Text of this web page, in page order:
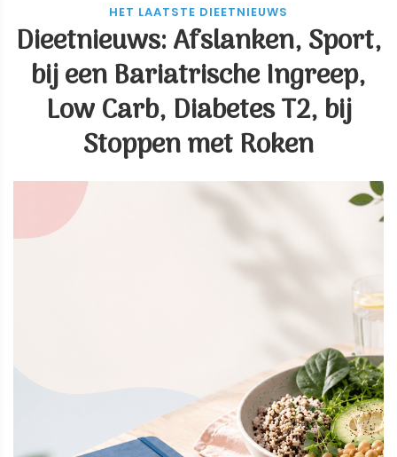
HET LAATSTE DIEETNIEUWS
Dieetnieuws: Afslanken, Sport,
bij een Bariatrische Ingreep,
Low Carb, Diabetes T2, bij
Stoppen met Roken